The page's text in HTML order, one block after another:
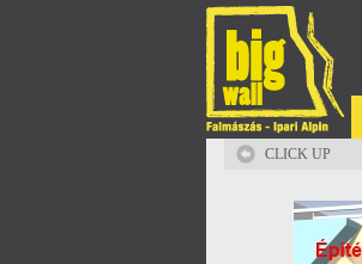
CLICK UP